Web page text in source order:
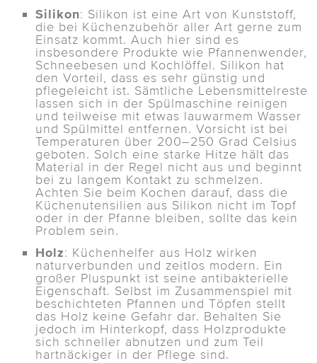
Silikon: Silikon ist eine Art von Kunststoff,
die bei Küchenzubehör aller Art gerne zum
Einsatz kommt. Auch hier sind es
insbesondere Produkte wie Pfannenwender,
Schneebesen und Kochlöffel. Silikon hat
den Vorteil, dass es sehr günstig und
pflegeleicht ist. Sämtliche Lebensmittelreste
lassen sich in der Spülmaschine reinigen
und teilweise mit etwas lauwarmem Wasser
und Spülmittel entfernen. Vorsicht ist bei
Temperaturen über 200–250 Grad Celsius
geboten. Solch eine starke Hitze hält das
Material in der Regel nicht aus und beginnt
bei zu langem Kontakt zu schmelzen.
Achten Sie beim Kochen darauf, dass die
Küchenutensilien aus Silikon nicht im Topf
oder in der Pfanne bleiben, sollte das kein
Problem sein.
Holz: Küchenhelfer aus Holz wirken
naturverbunden und zeitlos modern. Ein
großer Pluspunkt ist seine antibakterielle
Eigenschaft. Selbst im Zusammenspiel mit
beschichteten Pfannen und Töpfen stellt
das Holz keine Gefahr dar. Behalten Sie
jedoch im Hinterkopf, dass Holzprodukte
sich schneller abnutzen und zum Teil
hartnäckiger in der Pflege sind.